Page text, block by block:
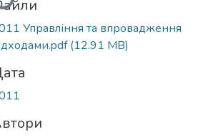
Управління та впровадження
(12.91 MB)